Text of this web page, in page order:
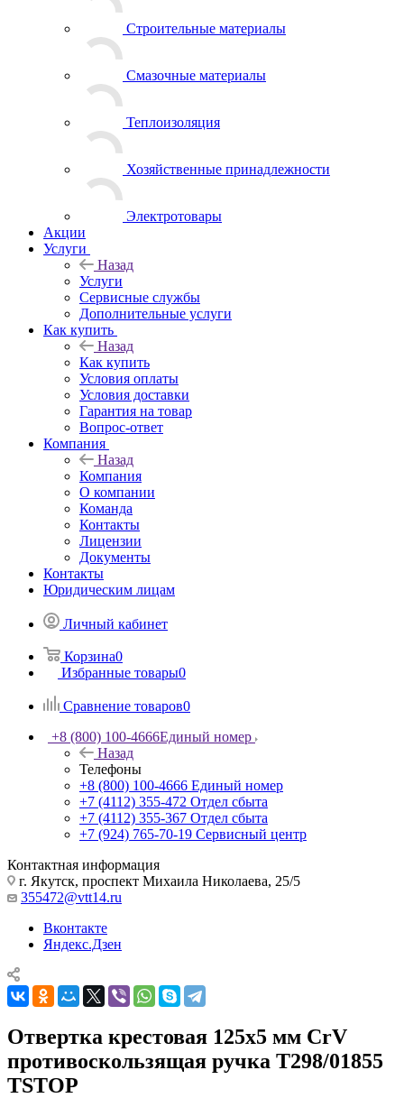
Строительные материалы
Смазочные материалы
Теплоизоляция
Хозяйственные принадлежности
Электротовары
Акции
Услуги
Назад
Услуги
Сервисные службы
Дополнительные услуги
Как купить
Назад
Как купить
Условия оплаты
Условия доставки
Гарантия на товар
Вопрос-ответ
Компания
Назад
Компания
О компании
Команда
Контакты
Лицензии
Документы
Контакты
Юридическим лицам
Личный кабинет
Корзина0
Избранные товары0
Сравнение товаров0
+8 (800) 100-4666Единый номер
Назад
Телефоны
+8 (800) 100-4666 Единый номер
+7 (4112) 355-472 Отдел сбыта
+7 (4112) 355-367 Отдел сбыта
+7 (924) 765-70-19 Сервисный центр
Контактная информация
г. Якутск, проспект Михаила Николаева, 25/5
355472@vtt14.ru
Вконтакте
Яндекс.Дзен
Отвертка крестовая 125х5 мм CrV
противоскользящая ручка T298/01855
TSTOP